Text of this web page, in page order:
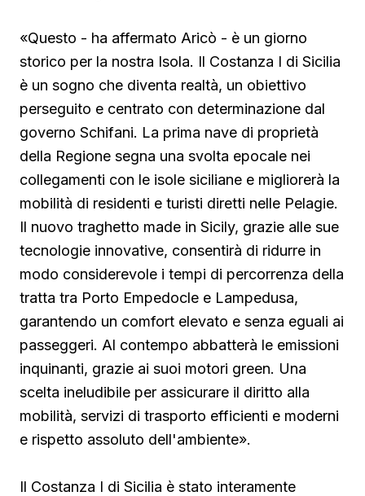
«Questo - ha affermato Aricò - è un giorno
storico per la nostra Isola. Il Costanza I di Sicilia
è un sogno che diventa realtà, un obiettivo
perseguito e centrato con determinazione dal
governo Schifani. La prima nave di proprietà
della Regione segna una svolta epocale nei
collegamenti con le isole siciliane e migliorerà la
mobilità di residenti e turisti diretti nelle Pelagie.
Il nuovo traghetto made in Sicily, grazie alle sue
tecnologie innovative, consentirà di ridurre in
modo considerevole i tempi di percorrenza della
tratta tra Porto Empedocle e Lampedusa,
garantendo un comfort elevato e senza eguali ai
passeggeri. Al contempo abbatterà le emissioni
inquinanti, grazie ai suoi motori green. Una
scelta ineludibile per assicurare il diritto alla
mobilità, servizi di trasporto efficienti e moderni
e rispetto assoluto dell'ambiente».
Il Costanza I di Sicilia è stato interamente